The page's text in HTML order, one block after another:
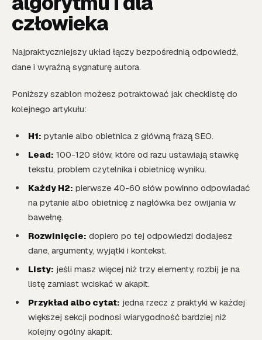
człowieka
Najpraktyczniejszy układ łączy bezpośrednią odpowiedź,
dane i wyraźną sygnaturę autora.
Poniższy szablon możesz potraktować jak checklistę do
kolejnego artykułu:
H1: pytanie albo obietnica z główną frazą SEO.
Lead: 100-120 słów, które od razu ustawiają stawkę
tekstu, problem czytelnika i obietnicę wyniku.
Każdy H2: pierwsze 40-60 słów powinno odpowiadać
na pytanie albo obietnicę z nagłówka bez owijania w
bawełnę.
Rozwinięcie: dopiero po tej odpowiedzi dodajesz
dane, argumenty, wyjątki i kontekst.
Listy: jeśli masz więcej niż trzy elementy, rozbij je na
listę zamiast wciskać w akapit.
Przykład albo cytat: jedna rzecz z praktyki w każdej
większej sekcji podnosi wiarygodność bardziej niż
kolejny ogólny akapit.